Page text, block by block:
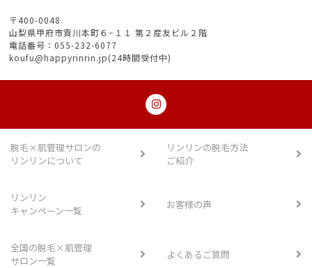
〒400-0048
山梨県甲府市貢川本町６−１１ 第２産友ビル２階
電話番号：055-232-6077
koufu@happyrinrin.jp(24時間受付中)
脱毛×肌管理サロンの
リンリンについて
リンリンの脱毛方法
ご紹介
リンリン
キャンペーン一覧
お客様の声
全国の脱毛×肌管理
サロン一覧
よくあるご質問